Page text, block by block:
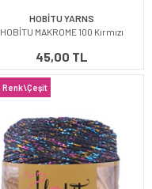
HOBİTU YARNS
HOBİTU MAKROME 100 Kırmızı
45,00 TL
Renk\Çeşit